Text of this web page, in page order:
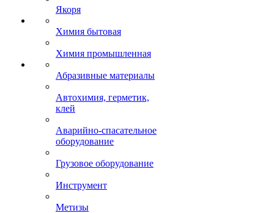
Якоря
Химия бытовая
Химия промышленная
Абразивные материалы
Автохимия, герметик,
клей
Аварийно-спасательное
оборудование
Грузовое оборудование
Инструмент
Метизы